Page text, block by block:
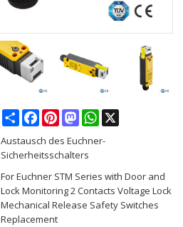
ShareFacebookPinterestMastodonWhatsApp
Austausch des Euchner-
Sicherheitsschalters
For Euchner STM Series with Door and
Lock Monitoring 2 Contacts Voltage Lock
Mechanical Release Safety Switches
Replacement